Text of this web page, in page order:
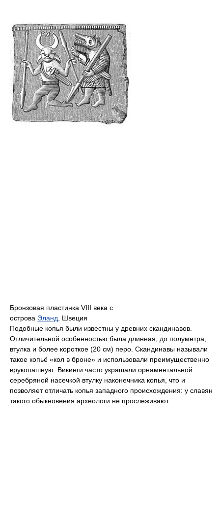
Бронзовая пластинка VIII века с
острова Эланд, Швеция
Подобные копья были известны у древних скандинавов.
Отличительной особенностью была длинная, до полуметра,
втулка и более короткое (20 см) перо. Скандинавы называли
такое копьё «кол в броне» и использовали преимущественно
врукопашную. Викинги часто украшали орнаментальной
серебряной насечкой втулку наконечника копья, что и
позволяет отличать копья западного происхождения: у славян
такого обыкновения археологи не прослеживают.